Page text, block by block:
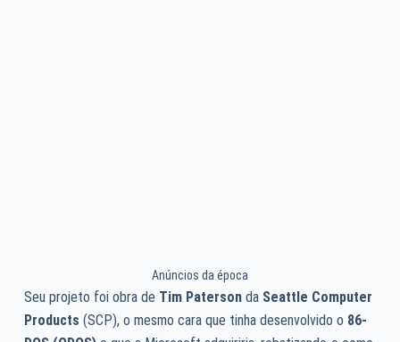
Anúncios da época
Seu projeto foi obra de Tim Patersonda Seattle Computer
Products (SCP), o mesmo cara que tinha desenvolvido o 86-